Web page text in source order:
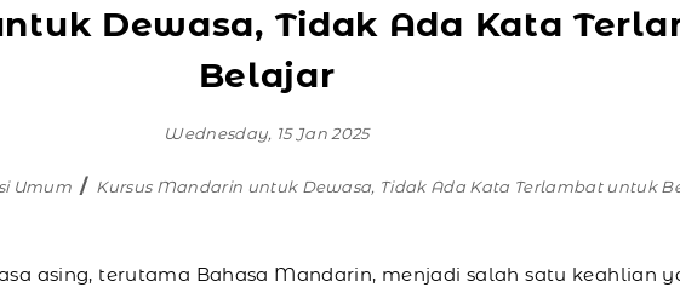
Dewasa, Tidak Ada Kata
Belajar
Wednesday, 15 Jan 2025
Umum Kursus Mandarin untuk Dewasa, Tidak Ada Kata Terlambat untuk
asing, terutama Bahasa Mandarin, menjadi salah satu keahlian